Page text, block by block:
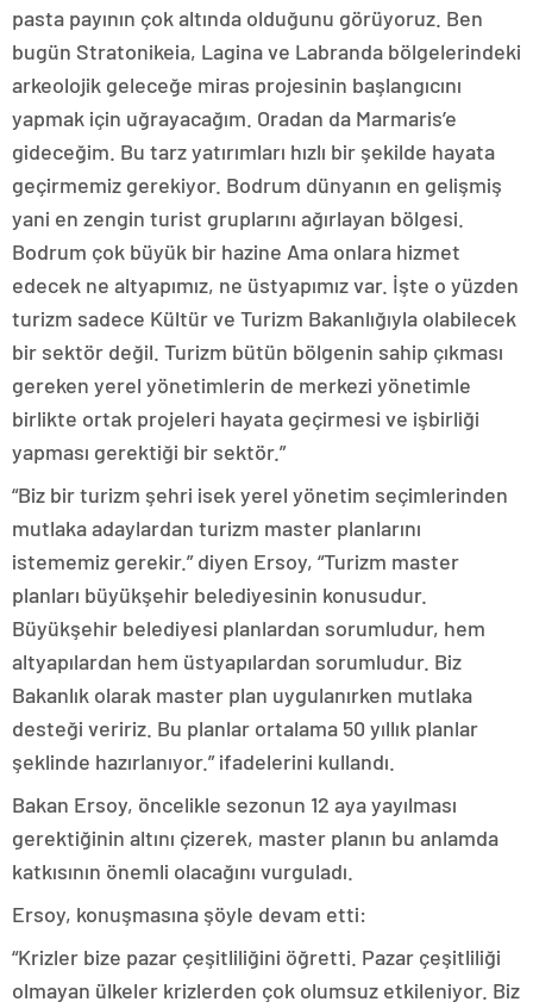
pasta payının çok altında olduğunu görüyoruz. Ben
bugün Stratonikeia, Lagina ve Labranda bölgelerindeki
arkeolojik geleceğe miras projesinin başlangıcını
yapmak için uğrayacağım. Oradan da Marmaris’e
gideceğim. Bu tarz yatırımları hızlı bir şekilde hayata
geçirmemiz gerekiyor. Bodrum dünyanın en gelişmiş
yani en zengin turist gruplarını ağırlayan bölgesi.
Bodrum çok büyük bir hazine Ama onlara hizmet
edecek ne altyapımız, ne üstyapımız var. İşte o yüzden
turizm sadece Kültür ve Turizm Bakanlığıyla olabilecek
bir sektör değil. Turizm bütün bölgenin sahip çıkması
gereken yerel yönetimlerin de merkezi yönetimle
birlikte ortak projeleri hayata geçirmesi ve işbirliği
yapması gerektiği bir sektör.”
“Biz bir turizm şehri isek yerel yönetim seçimlerinden
mutlaka adaylardan turizm master planlarını
istememiz gerekir.” diyen Ersoy, “Turizm master
planları büyükşehir belediyesinin konusudur.
Büyükşehir belediyesi planlardan sorumludur, hem
altyapılardan hem üstyapılardan sorumludur. Biz
Bakanlık olarak master plan uygulanırken mutlaka
desteği veririz. Bu planlar ortalama 50 yıllık planlar
şeklinde hazırlanıyor.” ifadelerini kullandı.
Bakan Ersoy, öncelikle sezonun 12 aya yayılması
gerektiğinin altını çizerek, master planın bu anlamda
katkısının önemli olacağını vurguladı.
Ersoy, konuşmasına şöyle devam etti:
“Krizler bize pazar çeşitliliğini öğretti. Pazar çeşitliliği
olmayan ülkeler krizlerden çok olumsuz etkileniyor. Biz